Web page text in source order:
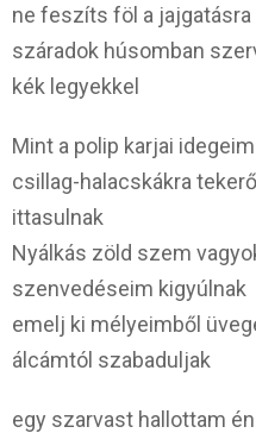
ne feszíts föl a
száradok húsomban
kék legyekkel
Mint a polip karjai
csillag-halacskákra
ittasulnak
Nyálkás zöld szem
szenvedéseim kigyúlnak
emelj ki mélyeimből
álcámtól szabaduljak
egy szarvast hallottam